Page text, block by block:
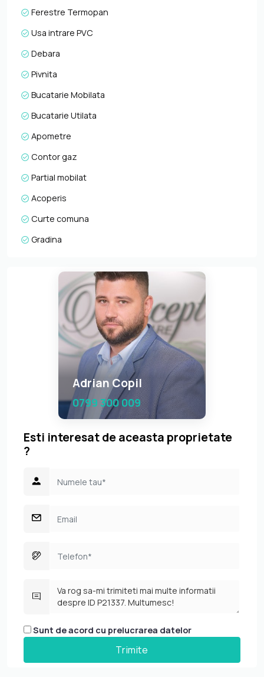
curtea interioara retrasa, parcarea si potentialul
investitional ridicat. Apartamentul este o alegere foarte
buna pentru investitie, avand potential de randament
peste media pietei atat pentru inchiriere pe termen lung,
cat si pentru regim hotelier, dar se preteaza excelent si
ca locuinta de serviciu sau resedinta pentru cei care isi
doresc acces rapid catre restaurante, institutii, zone
Proprietatea are CF clar si curat, acte verificate de
agentie si disponibilitate pentru vanzare imediata. Pentru
pentru a afla oferta noastra completa va stam la
dispozitie telefonic, prin e-mail sau la sediul agentiei
Ferestre Termopan
Usa intrare PVC
Debara
Pivnita
Bucatarie Mobilata
Bucatarie Utilata
Apometre
Contor gaz
Partial mobilat
Acoperis
Curte comuna
Gradina
Adrian Copil
0799 300 009
Esti interesat de aceasta proprietate
?
Sunt de acord cu prelucrarea datelor